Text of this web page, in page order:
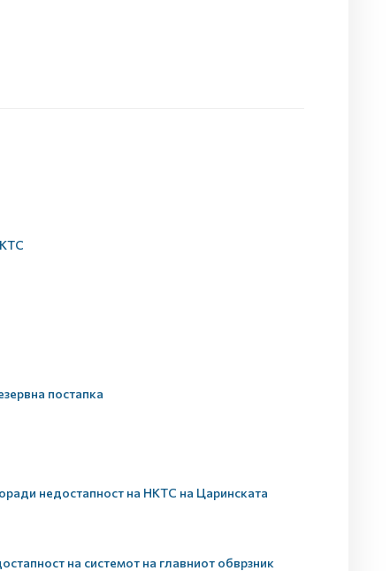
постапка
недостапност на НКТС на Царинската
на системот на главниот обврзник